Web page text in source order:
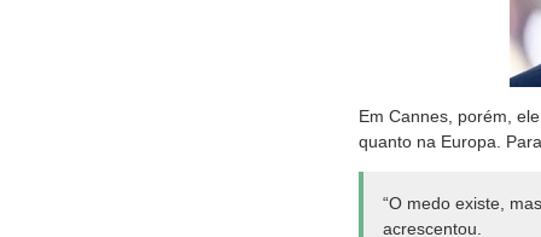
Em Cannes, porém,
quanto na Europa.
“O medo existe,
acrescentou.